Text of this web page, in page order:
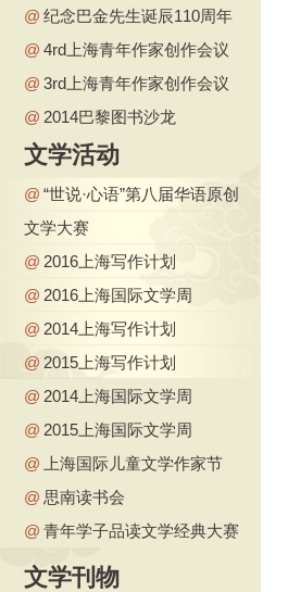
@ 纪念巴金先生诞辰110周年
@ 4rd上海青年作家创作会议
@ 3rd上海青年作家创作会议
@ 2014巴黎图书沙龙
文学活动
@ “世说·心语”第八届华语原创
文学大赛
@ 2016上海写作计划
@ 2016上海国际文学周
@ 2014上海写作计划
@ 2015上海写作计划
@ 2014上海国际文学周
@ 2015上海国际文学周
@
上海国际儿童文学作家节
@ 思南读书会
@ 青年学子品读文学经典大赛
文学刊物